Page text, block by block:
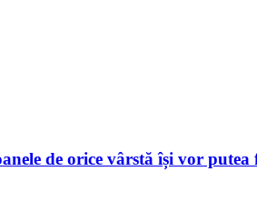
de orice vârstă își vor